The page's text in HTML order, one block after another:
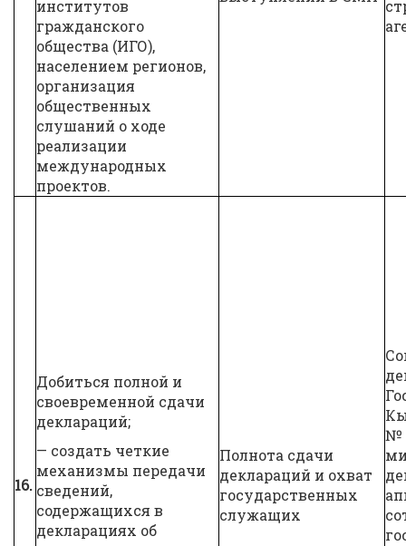
институтов
гражданского
общества (ИГО),
населением регионов,
организация
общественных
слушаний о ходе
реализации
международных
проектов.
16.
Добиться полной и
своевременной сдачи
деклараций;
— создать четкие
механизмы передачи
сведений,
содержащихся в
декларациях об
Полнота сдачи
деклараций и охват
государственных
служащих
№